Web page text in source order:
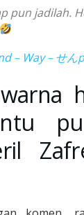
pun jadilah.
– Way – せん